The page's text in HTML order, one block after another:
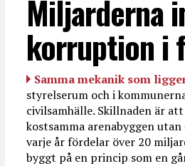
Miljarderna
korruption i
Samma mekanik som
styrelserum och i
civilsamhälle. Skillnaden är
kostsamma arenabyggen
varje år fördelar över 20
byggt på en princip som en